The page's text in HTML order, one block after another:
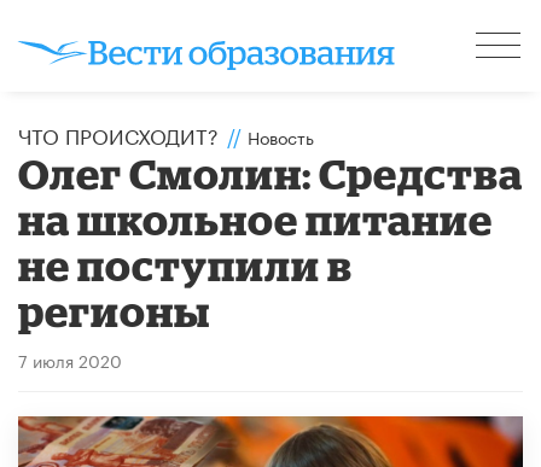
ЧТО ПРОИСХОДИТ? // Новость
Олег Смолин: Средства
на школьное питание
не поступили в
регионы
7 июля 2020